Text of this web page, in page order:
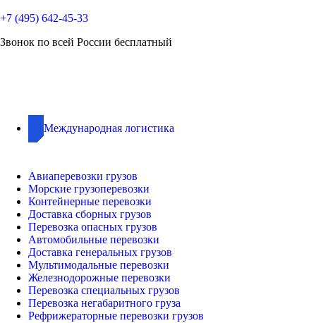
+7 (495) 642-45-33
Звонок по всей России бесплатный
Международная логистика
Авиаперевозки грузов
Морские грузоперевозки
Контейнерные перевозки
Доставка сборных грузов
Перевозка опасных грузов
Автомобильные перевозки
Доставка генеральных грузов
Мультимодальные перевозки
Железнодорожные перевозки
Перевозка специальных грузов
Перевозка негабаритного груза
Рефрижераторные перевозки грузов